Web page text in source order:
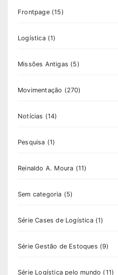
Frontpage(15)
Logística(1)
Missões Antigas (5)
Movimentação (270)
Notícias (14)
Pesquisa (1)
Reinaldo A. Moura (11)
Sem categoria (5)
Série Cases de Logística(1)
Série Gestão de Estoques (9)
Série Logística pelo mundo (11)